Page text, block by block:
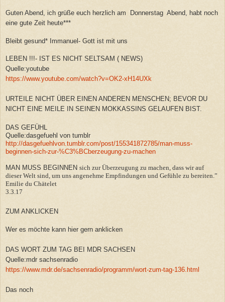
Guten Abend, ich grüße euch herzlich am Donnerstag Abend, habt noch
eine gute Zeit heute***
Bleibt gesund* Immanuel- Gott ist mit uns
LEBEN !!!- IST ES NICHT SELTSAM ( NEWS)
Quelle:youtube
https://www.youtube.com/watch?v=OK2-xH14UXk
URTEILE NICHT ÜBER EINEN ANDEREN MENSCHEN; BEVOR DU
NICHT EINE MEILE IN SEINEN MOKKASSINS GELAUFEN BIST.
DAS GEFÜHL
Quelle:dasgefuehl von tumblr
http://dasgefuehlvon.tumblr.com/post/155341872785/man-muss-
beginnen-sich-zur-%C3%BCberzeugung-zu-machen
MAN MUSS BEGINNEN sich zur Überzeugung zu machen, dass wir auf
dieser Welt sind, um uns angenehme Empfindungen und Gefühle zu bereiten.”
Emilie du Chätelet
3.3.17
ZUM ANKLICKEN
Wer es möchte kann hier gern anklicken
DAS WORT ZUM TAG BEI MDR SACHSEN
Quelle:mdr sachsenradio
https://www.mdr.de/sachsenradio/programm/wort-zum-tag-136.html
Das noch